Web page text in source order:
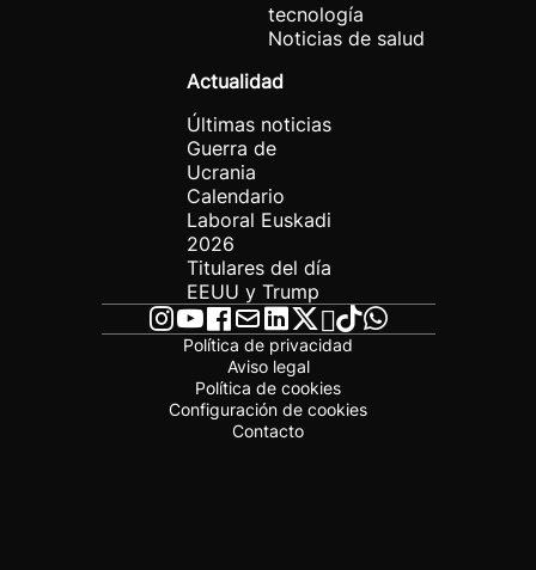
tecnología
Noticias de salud
Actualidad
Últimas noticias
Guerra de
Ucrania
Calendario
Laboral Euskadi
2026
Titulares del día
EEUU y Trump
Política de privacidad
Aviso legal
Política de cookies
Configuración de cookies
Contacto